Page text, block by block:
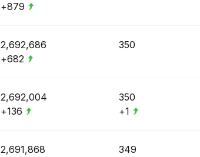
+879
2,692,686
+682
350
2,692,004
+136
350
+1
2,691,868
349